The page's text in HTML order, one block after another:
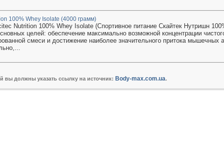
100% Whey Isolate (4000 грамм)
Nutrition 100% Whey Isolate (Спортивное питание Скайтек Нутришн
целей: обеспечение максимально возможной концентрации
смеси и достижение наиболее значительного притока мышечных
вы должны указать ссылку на источник: Body-max.com.ua.